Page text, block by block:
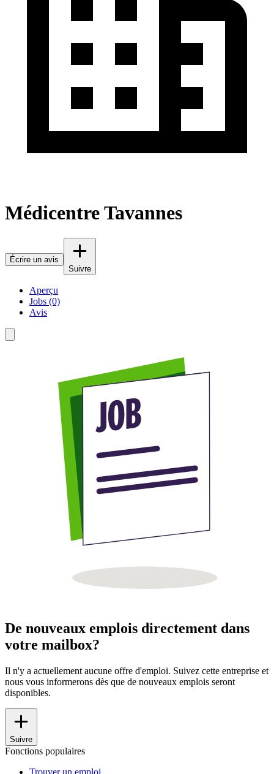
Médicentre Tavannes
Écrire un avis
Suivre
Aperçu
Jobs (0)
Avis
De nouveaux emplois directement dans
votre mailbox?
Il n'y a actuellement aucune offre d'emploi. Suivez cette entreprise et
nous vous informerons dès que de nouveaux emplois seront
disponibles.
Suivre
Fonctions populaires
Trouver un emploi